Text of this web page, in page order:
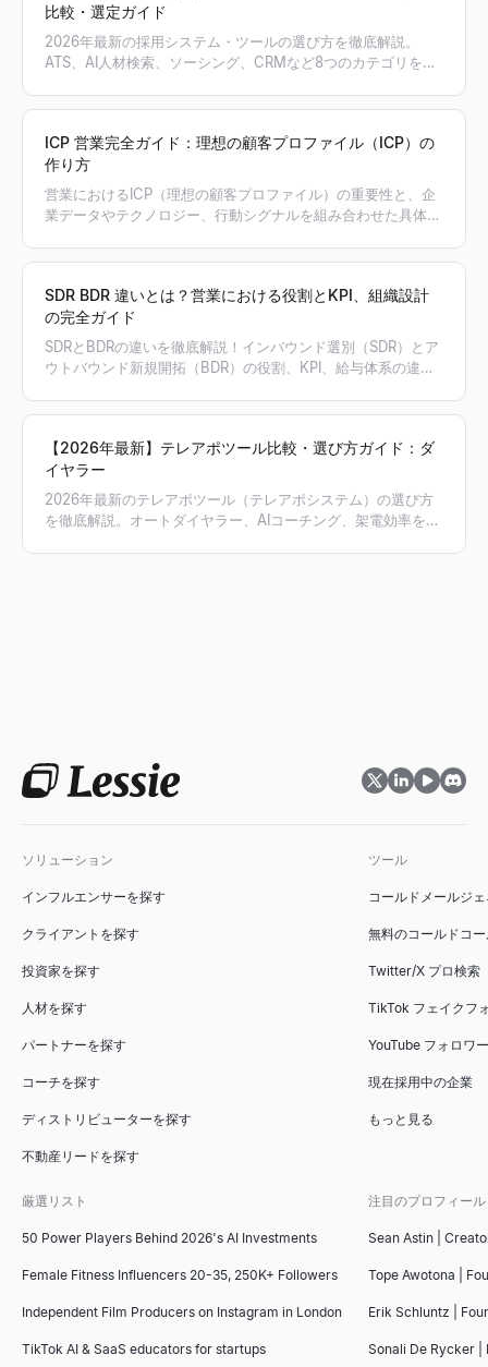
比較・選定ガイド
2026年最新の採用システム・ツールの選び方を徹底解説。
ATS、AI人材検索、ソーシング、CRMなど8つのカテゴリを比
ICP 営業完全ガイド：理想の顧客プロファイル（ICP）の
作り方
営業におけるICP（理想の顧客プロファイル）の重要性と、企
業データやテクノロジー、行動シグナルを組み合わせた具体的
SDR BDR 違いとは？営業における役割とKPI、組織設計
の完全ガイド
SDRとBDRの違いを徹底解説！インバウンド選別（SDR）とア
ウトバウンド新規開拓（BDR）の役割、KPI、給与体系の違い
【2026年最新】テレアポツール比較・選び方ガイド：ダ
イヤラー
2026年最新のテレアポツール（テレアポシステム）の選び方
を徹底解説。オートダイヤラー、AIコーチング、架電効率を最
ソリューション
インフルエンサーを探す
クライアントを探す
投資家を探す
人材を探す
パートナーを探す
コーチを探す
ディストリビューターを探す
不動産リードを探す
ツール
コールドメールジ
無料のコールドコ
Twitter/X プロ検索
TikTok フェイクフ
YouTube フォロワ
現在採用中の企業
もっと見る
厳選リスト
50 Power Players Behind 2026's AI Investments
Female Fitness Influencers 20-35, 250K+ Followers
Independent Film Producers on Instagram in London
TikTok AI & SaaS educators for startups
注目のプロフィール
Sean Astin |
Tope Awotona |
Erik Schluntz |
Sonali De Rycker |